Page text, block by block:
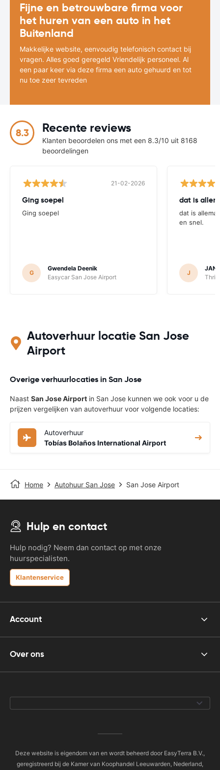
Fijne en betrouwbare firma voor
het huren van een auto in het
Buitenland
Makkelijke website, eenvoudig telefonisch contact bij
vragen. Alles goed geregeld Vriendelijk personeel. Al
een paar keer via deze firma een auto gehuurd en tot
nu toe zeer tevreden
8.3 Recente reviews
Klanten beoordelen ons met een 8.3/10 uit 8168
beoordelingen
21-02-2026
Ging soepel
Ging soepel
G
Gwendela Deenik
Easycar San Jose Airport
dat is
dat is
en snel.
J
Autoverhuur locatie San Jose
Airport
Overige verhuurlocaties in San Jose
Naast San Jose Airport in San Jose kunnen we ook voor u de
prijzen vergelijken van autoverhuur voor volgende locaties:
Autoverhuur
Tobías Bolaños International Airport
Home Autohuur San Jose San Jose Airport
Hulp en contact
Hulp nodig? Neem dan contact op met onze
huurspecialisten.
Klantenservice
Account
Over ons
Deze website is eigendom van en wordt beheerd door EasyTerra B.V.,
geregistreerd bij de Kamer van Koophandel Leeuwarden, Nederland,